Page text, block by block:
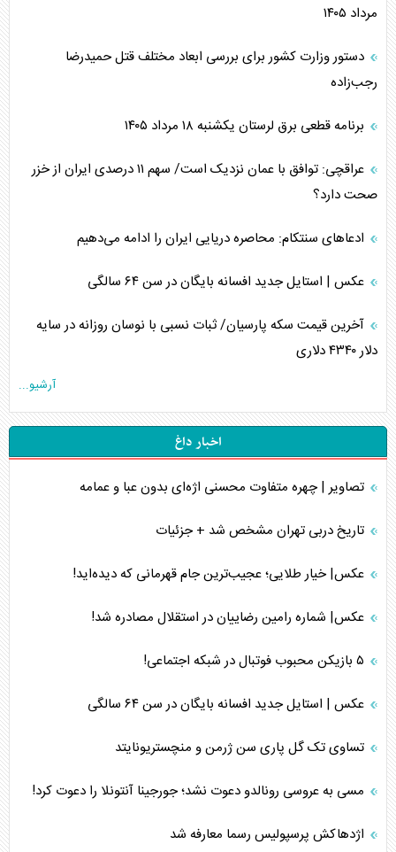
مرداد ۱۴۰۵
دستور وزارت کشور برای بررسی ابعاد مختلف قتل حمیدرضا
رجب‌زاده
برنامه قطعی برق لرستان یکشنبه ۱۸ مرداد ۱۴۰۵
عراقچی: توافق با عمان نزدیک است/ سهم ۱۱ درصدی ایران از خزر
صحت دارد؟
ادعا‌های سنتکام: محاصره دریایی ایران را ادامه می‌دهیم
عکس | استایل جدید افسانه بایگان در سن ۶۴ سالگی
آخرین قیمت سکه پارسیان/ ثبات نسبی با نوسان روزانه در سایه
دلار ۴۳۴۰ دلاری
آرشیو...
اخبار داغ
تصاویر | چهره متفاوت محسنی اژه‌ای بدون عبا و عمامه
تاریخ دربی تهران مشخص شد + جزئیات
عکس| خیار طلایی؛ عجیب‌ترین جام قهرمانی که دیده‌اید!
عکس| شماره رامین رضاییان در استقلال مصادره شد!
عکس | استایل جدید افسانه بایگان در سن ۶۴ سالگی
تساوی تک گل پاری سن ژرمن و منچستریونایتد
مسی به عروسی رونالدو دعوت نشد؛ جورجینا آنتونلا را دعوت کرد!
اژدهاکش پرسپولیس رسما معارفه شد